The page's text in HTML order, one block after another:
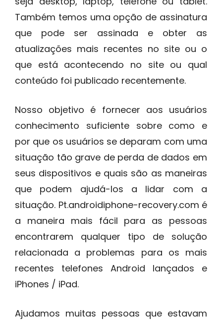
Também temos uma opção de assinatura
que pode ser assinada e obter as
atualizações mais recentes no site ou o
que está acontecendo no site ou qual
conteúdo foi publicado recentemente.
Nosso objetivo é fornecer aos usuários
conhecimento suficiente sobre como e
por que os usuários se deparam com uma
situação tão grave de perda de dados em
seus dispositivos e quais são as maneiras
que podem ajudá-los a lidar com a
situação. Pt.androidiphone-recovery.com é
a maneira mais fácil para as pessoas
encontrarem qualquer tipo de solução
relacionada a problemas para os mais
recentes telefones Android lançados e
iPhones / iPad.
Ajudamos muitas pessoas que estavam